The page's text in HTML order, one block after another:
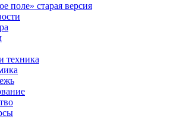
поле» старая версия
техника